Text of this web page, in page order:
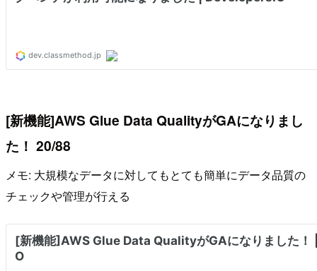
[新機能]AWS Glue Data QualityがGAになりまし
た！ 20/88
メモ: 大規模なデータに対してもとても簡単にデータ品質の
チェックや管理が行える